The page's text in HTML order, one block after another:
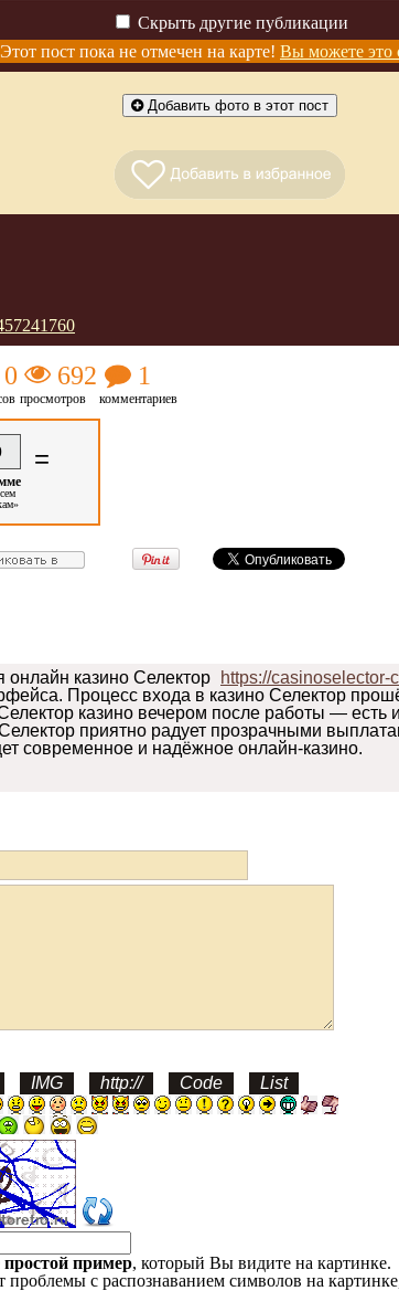
Скрыть другие публикации
Этот пост пока не отмечен на карте! Вы можете это
Добавить фото в этот пост
0 692
просмотров
1
комментариев
=
казино Селектор https://casinoselector-
Процесс входа в казино Селектор
казино вечером после работы —
приятно радует прозрачными
современное и надёжное онлайн-казино.
пример, который Вы видите на картинке.
проблемы с распознаванием символов на